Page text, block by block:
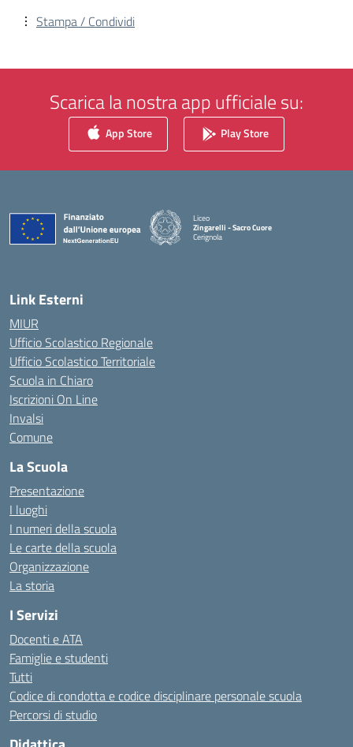
Stampa / Condividi
Scarica la nostra app ufficiale su:
App Store Play Store
Liceo
Zingarelli - Sacro Cuore
Cerignola
— Visita la pagina iniziale della scuola
Link Esterni
MIUR
Ufficio Scolastico Regionale
Ufficio Scolastico Territoriale
Scuola in Chiaro
Iscrizioni On Line
Invalsi
Comune
La Scuola
Presentazione
I luoghi
I numeri della scuola
Le carte della scuola
Organizzazione
La storia
I Servizi
Docenti e ATA
Famiglie e studenti
Tutti
Codice di condotta e codice disciplinare personale scuola
Percorsi di studio